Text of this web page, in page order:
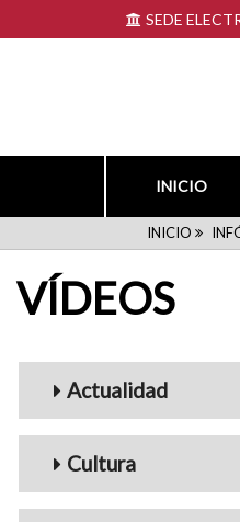
al
SEDE
INICIO
DE
INICIO
VÍDEOS
Actualidad
Cultura